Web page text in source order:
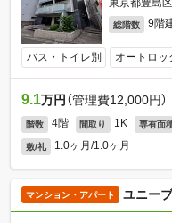
東京都豊島
総階数 9階
バス・トイレ別 オートロッ
9.1万円 （管理費12,000円）
階数 4階 間取り 1K 専有面
敷/礼 1.0ヶ月/1.0ヶ月
マンション・アパート ユニー